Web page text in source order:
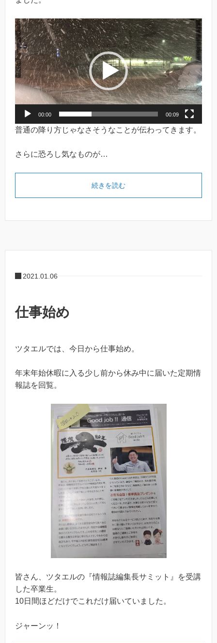
動
画
プ
レ
ー
ヤ
00:00 00:09
普通の降り方じゃなさそうなことが伝わってきます。
さらに恐ろし気なものが…
続きを読む
2021.01.06
仕事始め
ツタエルでは、今日から仕事始め。
年末年始休暇に入る少し前から休み中に届いた定期情
報誌を回覧。
皆さん、ツタエルの『情報誌編集長サミット』を受講
した卒業生。
10日間ほどだけでこれだけ届いていました。
ジャーンッ！